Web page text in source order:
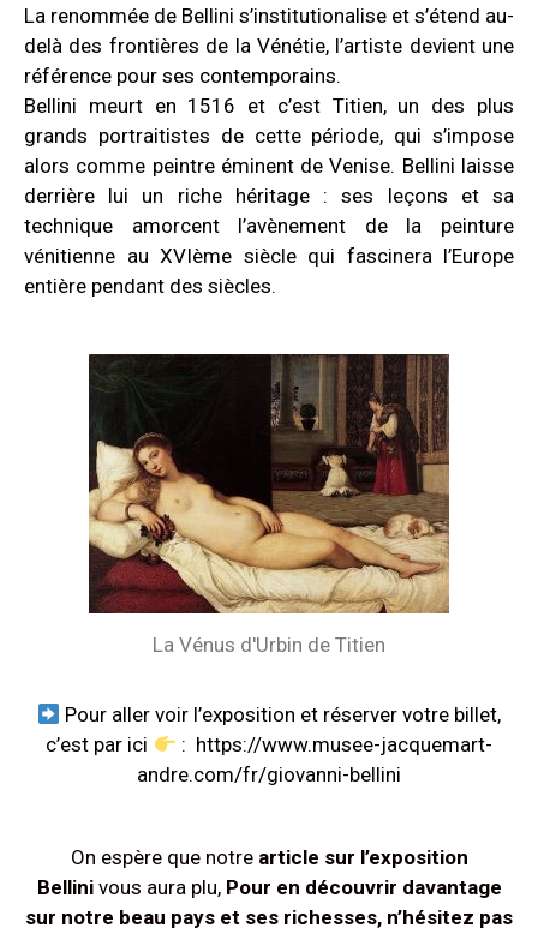
La renommée de Bellini s’institutionalise et s’étend au-
delà des frontières de la Vénétie, l’artiste devient une
référence pour ses contemporains.
Bellini meurt en 1516 et c’est Titien, un des plus
grands portraitistes de cette période, qui s’impose
alors comme peintre éminent de Venise. Bellini laisse
derrière lui un riche héritage : ses leçons et sa
technique amorcent l’avènement de la peinture
vénitienne au XVIème siècle qui fascinera l’Europe
entière pendant des siècles.
La Vénus d'Urbin de Titien
Pour aller voir l’exposition et réserver votre billet,
c’est par ici
: https://www.musee-jacquemart-
andre.com/fr/giovanni-bellini
On espère que notre article sur l’exposition
Bellini vous aura plu, Pour en découvrir davantage
sur notre beau pays et ses richesses, n’hésitez pas